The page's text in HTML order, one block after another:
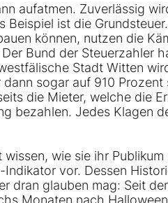
aufatmen. Zuverlässig
Beispiel ist die
können, nutzen die
Bund der Steuerzahler
Stadt Witten
sogar auf 910
die Mieter, welche die
bezahlen. Jedes Klagen
wie sie ihr
vor. Dessen
dran glauben mag: Seit
Monaten nach